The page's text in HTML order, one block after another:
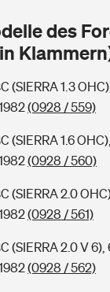
Jetzt Versicherer
Mehr Sicherheit für
Ihr Auto eingestuft
viel Geld bekomme
des
(SIERRA 1.3
(0928 / 559)
(SIERRA 1.6
(0928 / 560)
(SIERRA 2.0
(0928 / 561)
(SIERRA 2.0 V 6),
(0928 / 562)